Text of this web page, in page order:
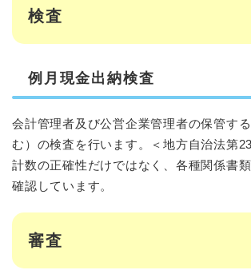
検査
例月現金出納検査
会計管理者及び公営企業管理者の保管す
む）の検査を行います。＜地方自治法第
計数の正確性だけではなく、各種関係書
確認しています。
審査